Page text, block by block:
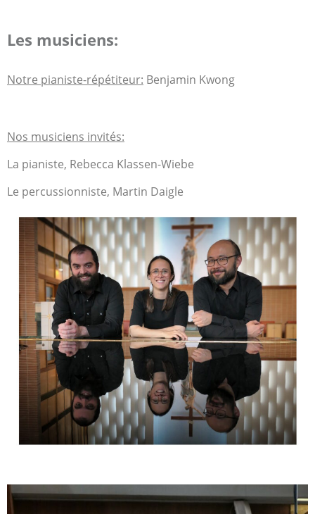
Les musiciens:
Notre pianiste-répétiteur: Benjamin Kwong
Nos musiciens invités:
La pianiste, Rebecca Klassen-Wiebe
Le percussionniste, Martin Daigle